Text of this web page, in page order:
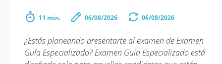
11 min. 06/08/2026 06/08/2026
¿Estás planeando presentarte al examen de Examen
Guía Especializado? Examen Guía Especializado está